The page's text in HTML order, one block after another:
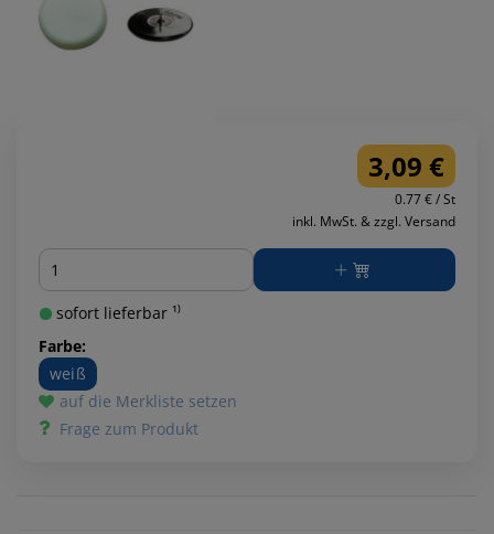
3,09 €
0.77 € / St
inkl. MwSt. & zzgl. Versand
Menge
sofort lieferbar ¹⁾
Farbe:
weiß
auf die Merkliste setzen
Frage zum Produkt